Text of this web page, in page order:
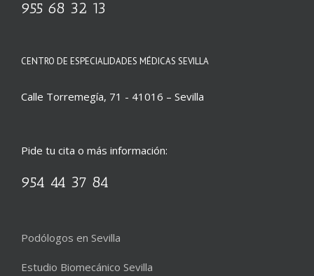
955 68 32 13
CENTRO DE ESPECIALIDADES MÉDICAS SEVILLA
Calle Torremegía, 71 - 41016 – Sevilla
Pide tu cita o más información:
954 44 37 84
Podólogos en Sevilla
Estudio Biomecánico Sevilla